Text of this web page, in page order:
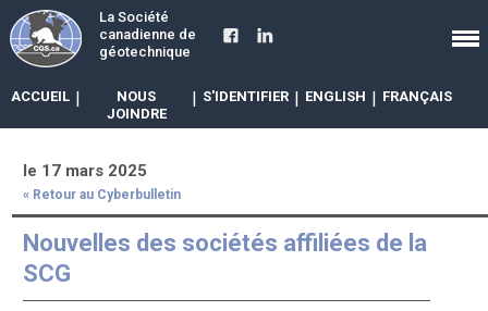
La Société
canadienne de
géotechnique
ACCUEIL |
NOUS
JOINDRE
| S'IDENTIFIER | ENGLISH | FRANÇAIS
le 17 mars 2025
« Retour au Cyberbulletin
Nouvelles des sociétés affiliées de la
SCG